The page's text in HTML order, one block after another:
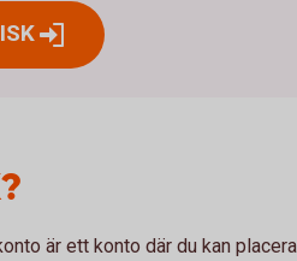
ISK
är ett konto där du kan